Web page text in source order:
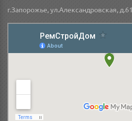
г.Запорожье, ул.Александровская, д.61